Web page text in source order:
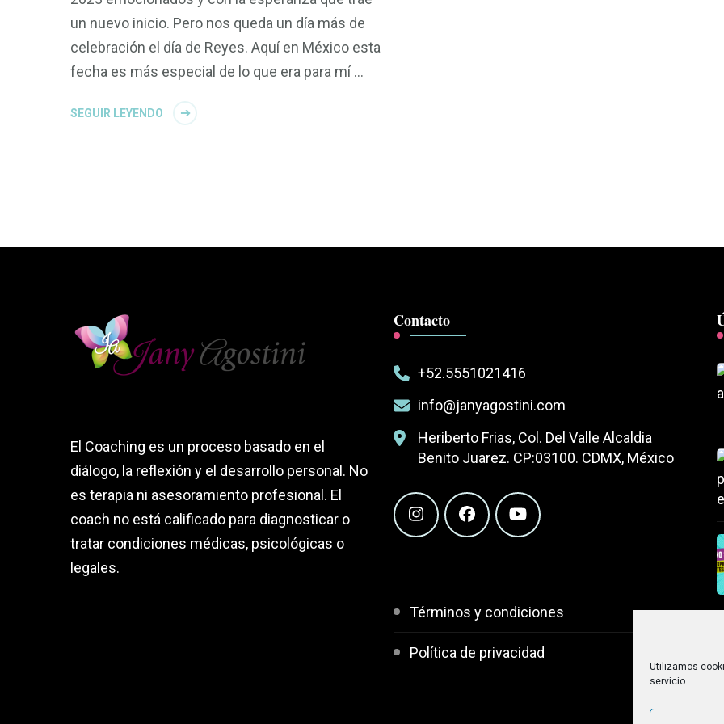
Utilizamos
servicio.
un nuevo inicio. Pero nos queda un día más de
celebración el día de Reyes. Aquí en México esta
fecha es más especial de lo que era para mí …
SEGUIR LEYENDO
El Coaching es un proceso basado en el
diálogo, la reflexión y el desarrollo personal. No
es terapia ni asesoramiento profesional. El
coach no está calificado para diagnosticar o
tratar condiciones médicas, psicológicas o
legales.
Contacto
+52.5551021416
info@janyagostini.com
Heriberto Frias, Col. Del Valle Alcaldia
Benito Juarez. CP:03100. CDMX, México
Términos y condiciones
Política de privacidad